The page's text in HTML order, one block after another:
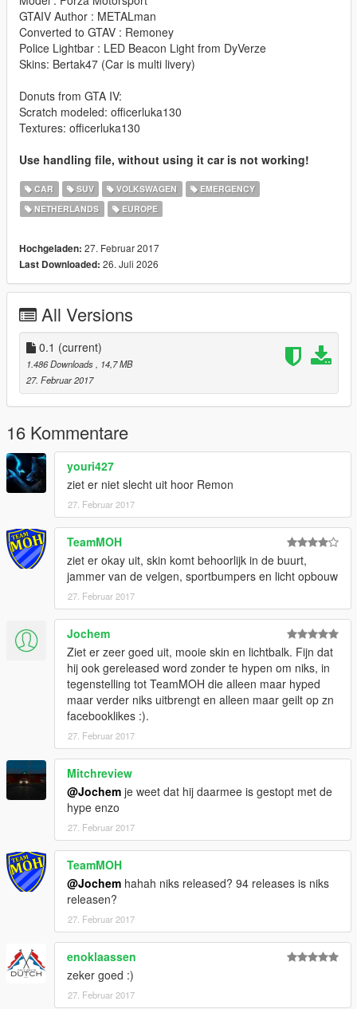
GTAIV Author : METALman
Converted to GTAV : Remoney
Police Lightbar : LED Beacon Light from DyVerze
Skins: Bertak47 (Car is multi livery)
Donuts from GTA IV:
Scratch modeled: officerluka130
Textures: officerluka130
Use handling file, without using it car is not working!
CAR SUV VOLKSWAGEN
EMERGENCY
NETHERLANDS
EUROPE
Hochgeladen: 27. Februar 2017
Last Downloaded: 26. Juli 2026
All Versions
0.1 (current)
1.486 Downloads
, 14,7 MB
27. Februar 2017
16 Kommentare
youri427
ziet er niet slecht uit hoor Remon
27. Februar 2017
TeamMOH
ziet er okay uit, skin komt behoorlijk in de buurt,
jammer van de velgen, sportbumpers en licht opbouw
27. Februar 2017
Jochem
Ziet er zeer goed uit, mooie skin en lichtbalk. Fijn dat
hij ook gereleased word zonder te hypen om niks, in
tegenstelling tot TeamMOH die alleen maar hyped
maar verder niks uitbrengt en alleen maar geilt op zn
facebooklikes :).
27. Februar 2017
Mitchreview
@Jochem je weet dat hij daarmee is gestopt met de
hype enzo
27. Februar 2017
TeamMOH
@Jochem hahah niks released? 94 releases is niks
releasen?
27. Februar 2017
enoklaassen
zeker goed :)
27. Februar 2017